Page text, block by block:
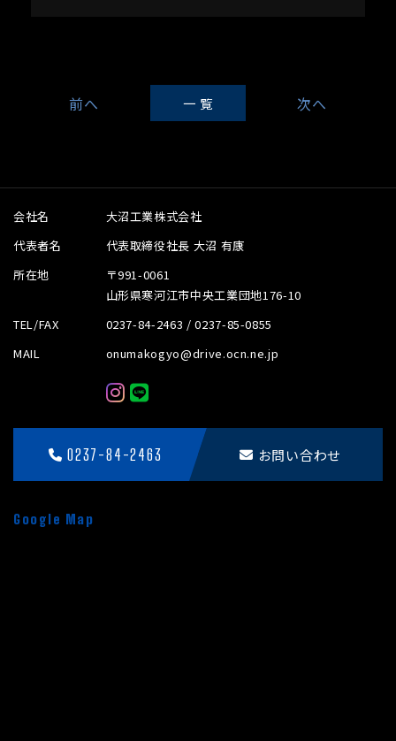
一 覧
会社名
大沼工業株式会社
代表者名
代表取締役社長 大沼 有康
所在地
〒991-0061
山形県寒河江市中央工業団地176-10
TEL/FAX
0237-84-2463 / 0237-85-0855
MAIL
onumakogyo@drive.ocn.ne.jp
0237-84-2463 お問い合わせ
Google Map